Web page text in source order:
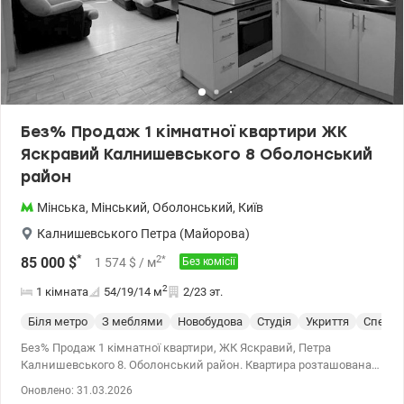
Без% Продаж 1 кімнатної квартири ЖК
Яскравий Калнишевського 8 Оболонський
район
Мінська, Мінський, Оболонський, Київ
Калнишевського Петра (Майорова)
85 000 $* 1 574 $ / м2* Без комісії
1 кімната 54/19/14 м2 2/23 эт.
Біля метро З меблями Новобудова Студія Укриття
Без% Продаж 1 кімнатної квартири, ЖК Яскравий, Петра
Калнишевського 8. Оболонський район. Квартира розташована
Оновлено: 31.03.2026